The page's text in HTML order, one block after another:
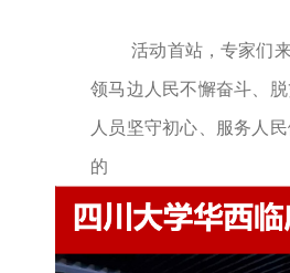
活动首站，专家们
领马边人民不懈奋斗、
人员坚守初心、服务人